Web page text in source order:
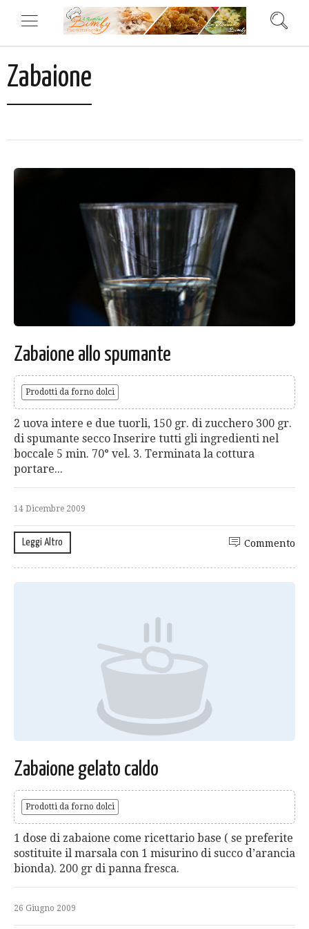
Zabaione
Zabaione allo spumante
Prodotti da forno dolci
2 uova intere e due tuorli, 150 gr. di zucchero 300 gr.
di spumante secco Inserire tutti gli ingredienti nel
boccale 5 min. 70° vel. 3. Terminata la cottura
portare...
14 Dicembre 2009
Leggi Altro Commento
Zabaione gelato caldo
Prodotti da forno dolci
1 dose di zabaione come ricettario base ( se preferite
sostituite il marsala con 1 misurino di succo d’arancia
bionda). 200 gr di panna fresca.
26 Giugno 2009